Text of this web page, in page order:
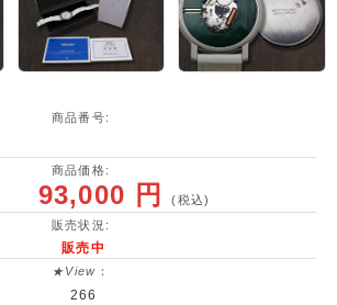
商品番号:
商品価格:
93,000 円(税込)
販売状況:
販売中
★View ：
266